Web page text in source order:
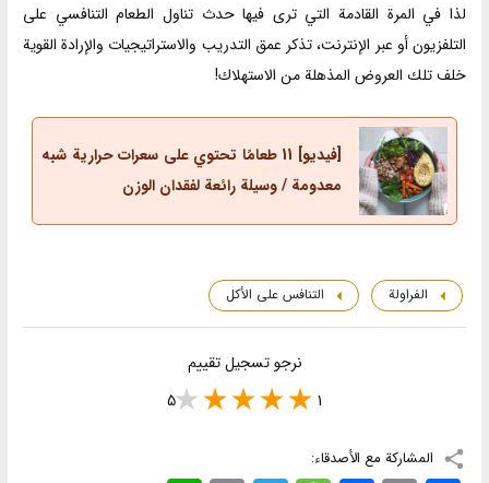
لذا في المرة القادمة التي ترى فيها حدث تناول الطعام التنافسي على
التلفزيون أو عبر الإنترنت، تذكر عمق التدريب والاستراتيجيات والإرادة القوية
خلف تلك العروض المذهلة من الاستهلاك!
[فيديو] 11 طعامًا تحتوي على سعرات حرارية شبه
معدومة / وسيلة رائعة لفقدان الوزن
الفراولة التنافس على الأكل
نرجو تسجيل تقييم
1
5
المشاركة مع الأصدقاء: